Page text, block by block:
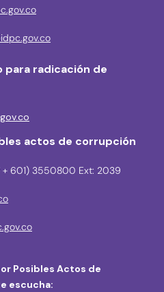
radicación de
actos de corrupción
+ 601) 3550800 Ext: 2039
Posibles Actos de
escucha: